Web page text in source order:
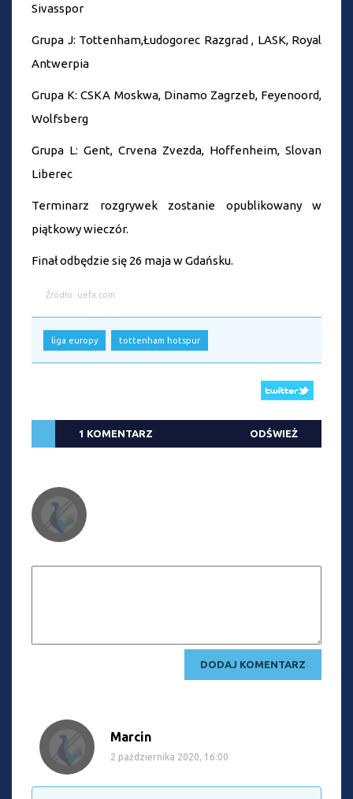
Sivasspor
Grupa J: Tottenham,Łudogorec Razgrad , LASK, Royal
Antwerpia
Grupa K: CSKA Moskwa, Dinamo Zagrzeb, Feyenoord,
Wolfsberg
Grupa L: Gent, Crvena Zvezda, Hoffenheim, Slovan
Liberec
Terminarz rozgrywek zostanie opublikowany w
piątkowy wieczór.
Finał odbędzie się 26 maja w Gdańsku.
Źródło: uefa.com
liga europy tottenham hotspur
1 KOMENTARZ ODŚWIEŻ
Marcin
2 października 2020, 16:00